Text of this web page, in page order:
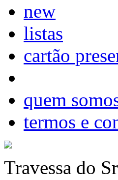
new
listas
cartão
quem
termos e
Travessa do